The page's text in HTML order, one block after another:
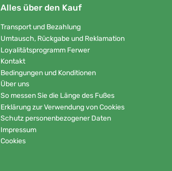
Alles über den Kauf
Transport und Bezahlung
Umtausch, Rückgabe und Reklamation
Loyalitätsprogramm Ferwer
Kontakt
Bedingungen und Konditionen
Über uns
So messen Sie die Länge des Fußes
Erklärung zur Verwendung von Cookies
Schutz personenbezogener Daten
Impressum
Cookies